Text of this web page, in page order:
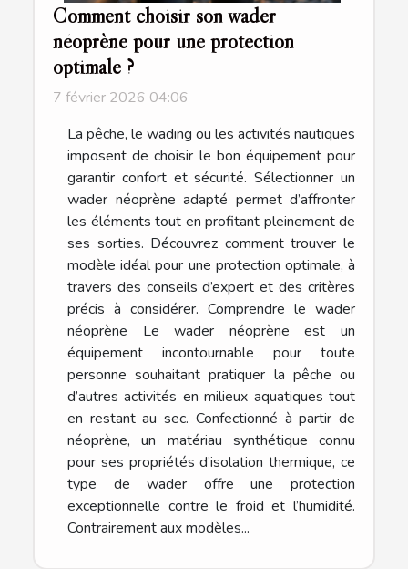
Comment choisir son wader
néoprène pour une protection
optimale ?
7 février 2026 04:06
La pêche, le wading ou les activités nautiques
imposent de choisir le bon équipement pour
garantir confort et sécurité. Sélectionner un
wader néoprène adapté permet d’affronter
les éléments tout en profitant pleinement de
ses sorties. Découvrez comment trouver le
modèle idéal pour une protection optimale, à
travers des conseils d’expert et des critères
précis à considérer. Comprendre le wader
néoprène Le wader néoprène est un
équipement incontournable pour toute
personne souhaitant pratiquer la pêche ou
d’autres activités en milieux aquatiques tout
en restant au sec. Confectionné à partir de
néoprène, un matériau synthétique connu
pour ses propriétés d’isolation thermique, ce
type de wader offre une protection
exceptionnelle contre le froid et l’humidité.
Contrairement aux modèles...